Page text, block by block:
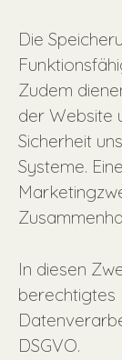
Die
Zudem
der Website
Sicherheit
Systeme.
In diesen
berechtigtes
DSGVO.